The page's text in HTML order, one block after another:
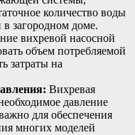
количество воды
в загородном доме.
вихревой насосной
объем потребляемой
затраты на
Вихревая
давление
для обеспечения
многих моделей